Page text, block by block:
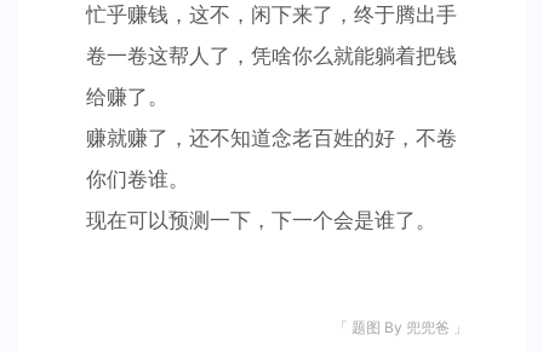
忙乎赚钱，这不，闲下来了，终于腾出手
卷一卷这帮人了，凭啥你么就能躺着把钱
给赚了。
赚就赚了，还不知道念老百姓的好，不卷
你们卷谁。
现在可以预测一下，下一个会是谁了。
「 题图 By 兜兜爸 」